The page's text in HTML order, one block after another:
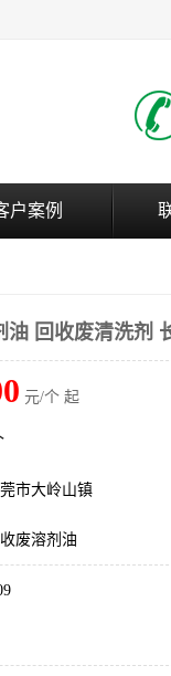
户案例
油 回收废清洗剂
元/个 起
市大岭山镇
废溶剂油